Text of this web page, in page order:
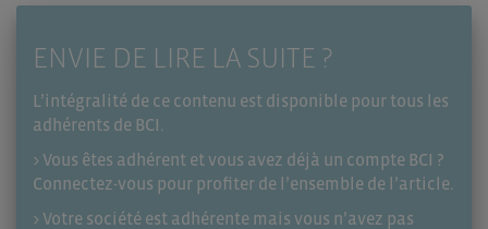
ENVIE DE LIRE LA SUITE ?
L’intégralité de ce contenu est disponible pour tous les
adhérents de BCI.
> Vous êtes adhérent et vous avez déjà un compte BCI ?
Connectez-vous pour profiter de l’ensemble de l’article.
> Votre société est adhérente mais vous n’avez pas